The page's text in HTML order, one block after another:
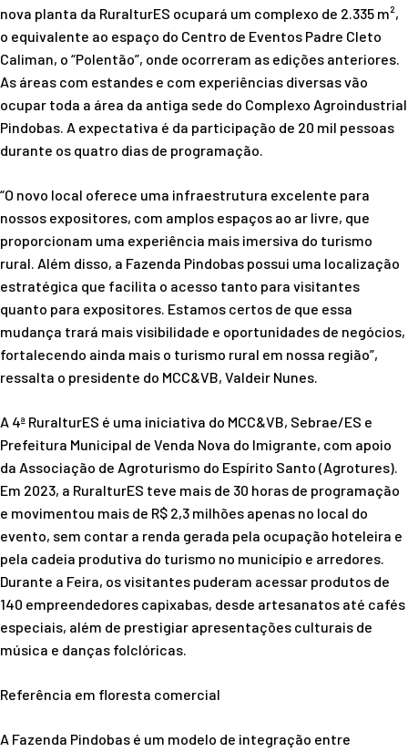
nova planta da RuralturES ocupará um complexo de 2.335 m²,
o equivalente ao espaço do Centro de Eventos Padre Cleto
Caliman, o “Polentão”, onde ocorreram as edições anteriores.
As áreas com estandes e com experiências diversas vão
ocupar toda a área da antiga sede do Complexo Agroindustrial
Pindobas. A expectativa é da participação de 20 mil pessoas
durante os quatro dias de programação.
“O novo local oferece uma infraestrutura excelente para
nossos expositores, com amplos espaços ao ar livre, que
proporcionam uma experiência mais imersiva do turismo
rural. Além disso, a Fazenda Pindobas possui uma localização
estratégica que facilita o acesso tanto para visitantes
quanto para expositores. Estamos certos de que essa
mudança trará mais visibilidade e oportunidades de negócios,
fortalecendo ainda mais o turismo rural em nossa região”,
ressalta o presidente do MCC&VB, Valdeir Nunes.
A 4ª RuralturES é uma iniciativa do MCC&VB, Sebrae/ES e
Prefeitura Municipal de Venda Nova do Imigrante, com apoio
da Associação de Agroturismo do Espírito Santo (Agrotures).
Em 2023, a RuralturES teve mais de 30 horas de programação
e movimentou mais de R$ 2,3 milhões apenas no local do
evento, sem contar a renda gerada pela ocupação hoteleira e
pela cadeia produtiva do turismo no município e arredores.
Durante a Feira, os visitantes puderam acessar produtos de
140 empreendedores capixabas, desde artesanatos até cafés
especiais, além de prestigiar apresentações culturais de
música e danças folclóricas.
Referência em floresta comercial
A Fazenda Pindobas é um modelo de integração entre